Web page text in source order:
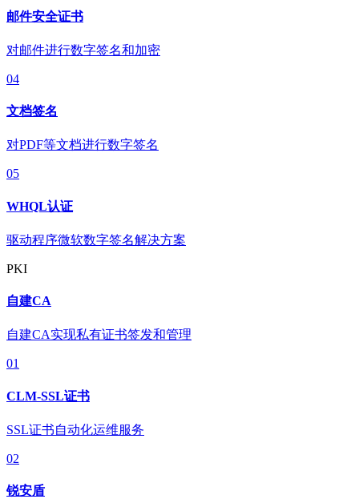
邮件安全证书
对邮件进行数字签名和加密
04
文档签名
对PDF等文档进行数字签名
05
WHQL认证
驱动程序微软数字签名解决方案
PKI
自建CA
自建CA实现私有证书签发和管理
01
CLM-SSL证书
SSL证书自动化运维服务
02
锐安盾